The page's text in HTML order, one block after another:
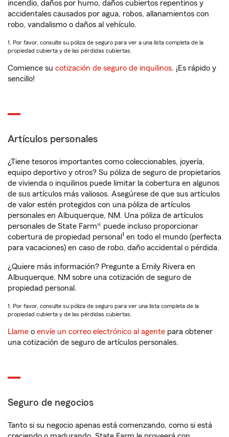
incendio, daños por humo, daños cubiertos repentinos y
accidentales causados por agua, robos, allanamientos con
robo, vandalismo o daños al vehículo.
1. Por favor, consulte su póliza de seguro para ver a una lista completa de la
propiedad cubierta y de las pérdidas cubiertas.
Comience su cotización de seguro de inquilinos. ¡Es rápido y
sencillo!
Artículos personales
¿Tiene tesoros importantes como coleccionables, joyería,
equipo deportivo y otros? Su póliza de seguro de propietarios
de vivienda o inquilinos puede limitar la cobertura en algunos
de sus artículos más valiosos. Asegúrese de que sus artículos
de valor estén protegidos con una póliza de artículos
personales en Albuquerque, NM. Una póliza de artículos
personales de State Farm® puede incluso proporcionar
cobertura de propiedad personal 1 en todo el mundo (perfecta
para vacaciones) en caso de robo, daño accidental o pérdida.
¿Quiere más información? Pregunte a Emily Rivera en
Albuquerque, NM sobre una cotización de seguro de
propiedad personal.
1. Por favor, consulte su póliza de seguro para ver una lista completa de la
propiedad cubierta y de las pérdidas cubiertas.
Llame o envíe un correo electrónico al agente para obtener
una cotización de seguro de artículos personales.
Seguro de negocios
Tanto si su negocio apenas está comenzando, como si está